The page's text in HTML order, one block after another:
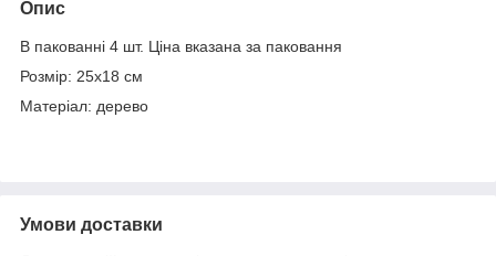
Опис
В пакованні 4 шт. Ціна вказана за паковання
Розмір: 25х18 см
Матеріал: дерево
Умови доставки